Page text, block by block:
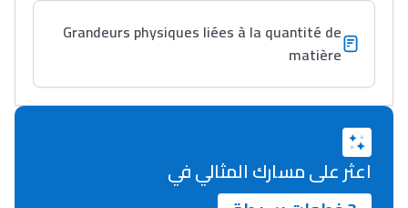
+ de 89 Interviews/Vidéos
ما يزيد عن 149 مهنة
Grandeurs physiques liées à la quantité de
matière
اعثر على مسارك المثالي في